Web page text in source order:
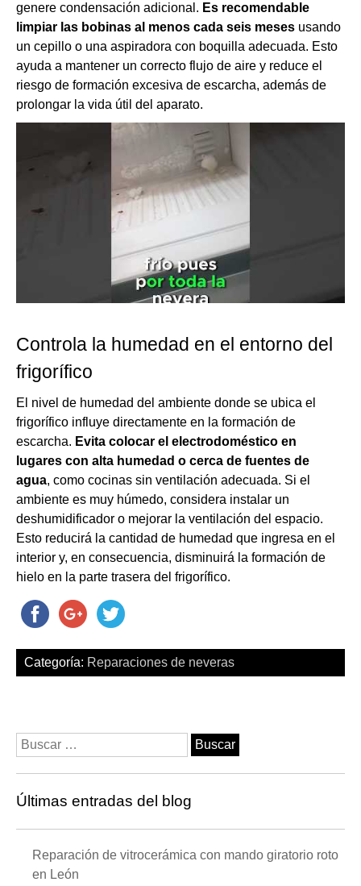
genere condensación adicional. Es recomendable
limpiar las bobinas al menos cada seis meses usando
un cepillo o una aspiradora con boquilla adecuada. Esto
ayuda a mantener un correcto flujo de aire y reduce el
riesgo de formación excesiva de escarcha, además de
prolongar la vida útil del aparato.
Controla la humedad en el entorno del
frigorífico
El nivel de humedad del ambiente donde se ubica el
frigorífico influye directamente en la formación de
escarcha. Evita colocar el electrodoméstico en
lugares con alta humedad o cerca de fuentes de
agua, como cocinas sin ventilación adecuada. Si el
ambiente es muy húmedo, considera instalar un
deshumidificador o mejorar la ventilación del espacio.
Esto reducirá la cantidad de humedad que ingresa en el
interior y, en consecuencia, disminuirá la formación de
hielo en la parte trasera del frigorífico.
Categoría: Reparaciones de neveras
Buscar:
Últimas entradas del blog
Reparación de vitrocerámica con mando giratorio roto
en León